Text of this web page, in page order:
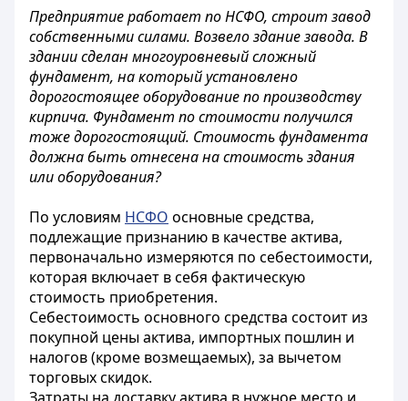
Предприятие работает по НСФО, строит завод
собственными силами. Возвело здание завода. В
здании сделан многоуровневый сложный
фундамент, на который установлено
дорогостоящее оборудование по производству
кирпича. Фундамент по стоимости получился
тоже дорогостоящий. Стоимость фундамента
должна быть отнесена на стоимость здания
или оборудования?
По условиям НСФО основные средства,
подлежащие признанию в качестве актива,
первоначально измеряются по себестоимости,
которая включает в себя фактическую
стоимость приобретения.
Себестоимость основного средства состоит из
покупной цены актива, импортных пошлин и
налогов (кроме возмещаемых), за вычетом
торговых скидок.